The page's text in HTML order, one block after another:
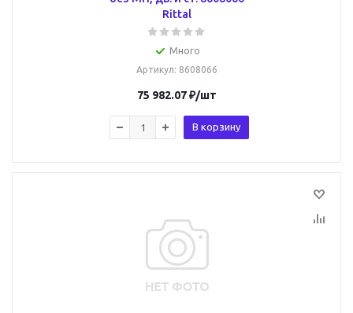
Rittal
Много
Артикул: 8608066
75 982.07₽/шт
В корзину